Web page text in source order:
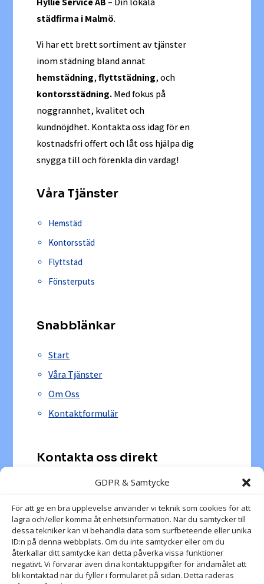
GDPR & Samtycke
För att ge en bra upplevelse använder vi teknik som cookies för att
lagra och/eller komma åt enhetsinformation. När du samtycker till
dessa tekniker kan vi behandla data som surfbeteende eller unika
ID:n på denna webbplats. Om du inte samtycker eller om du
återkallar ditt samtycke kan detta påverka vissa funktioner
negativt. Vi förvarar även dina kontaktuppgifter för ändamålet att
bli kontaktad när du fyller i formuläret på sidan. Detta raderas
städfirma i Malmö.
Vi har ett brett sortiment av tjänster
inom städning bland annat
hemstädning,flyttstädning, och
kontorsstädning.Med fokus på
noggrannhet, kvalitet och
kundnöjdhet. Kontakta oss idag för en
kostnadsfri offert och låt oss hjälpa dig
snygga till och förenkla din vardag!
Våra Tjänster
Hemstäd
Kontorsstäd
Flyttstäd
Fönsterputs
Snabblänkar
Start
Våra Tjänster
Om Oss
Kontaktformulär
Kontakta oss direkt
Ta kontakt medHyllie Service AB
direkt här – Du kan
både ringa till oss eller skicka ett e-mail så
återkopplar vi inom 24 timmar.
 076-036 27 53